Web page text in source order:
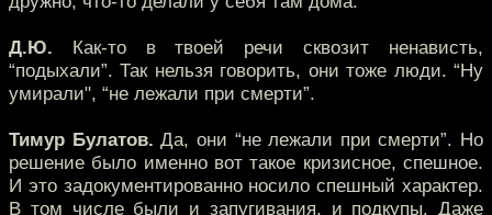
Д.Ю. Как-то в твоей речи сквозит ненависть,
“подыхали”. Так нельзя говорить, они тоже люди. “Ну
умирали", “не лежали при смерти”.
Тимур Булатов. Да, они “не лежали при смерти”. Но
решение было именно вот такое кризисное, спешное.
И это задокументированно носило спешный характер.
В том числе были и запугивания, и подкупы. Даже